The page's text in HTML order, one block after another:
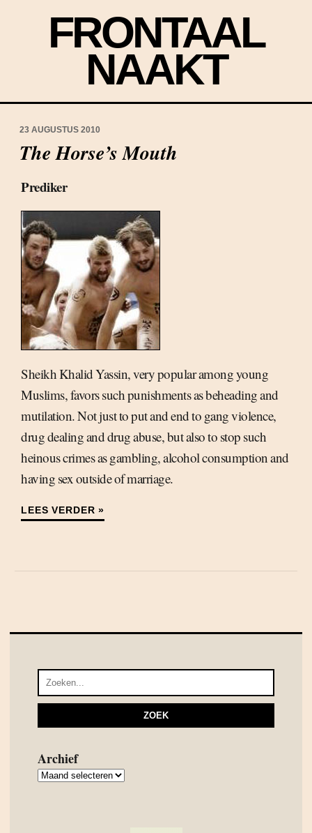
FRONTAAL
NAAKT
23 AUGUSTUS 2010
The Horse’s Mouth
Prediker
Sheikh Khalid Yassin, very popular among young
Muslims, favors such punishments as beheading and
mutilation. Not just to put and end to gang violence,
drug dealing and drug abuse, but also to stop such
heinous crimes as gambling, alcohol consumption and
having sex outside of marriage.
LEES VERDER »
Archief
Archief